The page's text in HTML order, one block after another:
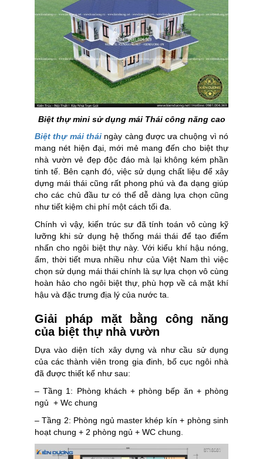
Biệt thự mini sử dụng mái Thái công năng cao
Biệt thự mái tháingày càng được ưa chuộng vì nó
mang nét hiện đại, mới mẻ mang đến cho biệt thự
nhà vườn vẻ đẹp độc đáo mà lại không kém phần
tinh tế. Bên cạnh đó, việc sử dụng chất liệu để xây
dựng mái thái cũng rất phong phú và đa dạng giúp
cho các chủ đầu tư có thể dễ dàng lựa chọn cũng
như tiết kiệm chi phí một cách tối đa.
Chính vì vậy, kiến trúc sư đã tính toán vô cùng kỹ
lưỡng khi sử dụng hệ thống mái thái để tạo điểm
nhấn cho ngôi biệt thự này. Với kiểu khí hậu nóng,
ẩm, thời tiết mưa nhiều như của Việt Nam thì việc
chọn sử dụng mái thái chính là sự lựa chọn vô cùng
hoàn hảo cho ngôi biệt thự, phù hợp về cả mặt khí
hậu và đặc trưng địa lý của nước ta.
Giải pháp mặt bằng công năng
của biệt thự nhà vườn
Dựa vào diện tích xây dựng và như cầu sử dụng
của các thành viên trong gia đinh, bố cục ngôi nhà
đã được thiết kế như sau:
– Tầng 1: Phòng khách + phòng bếp ăn + phòng
ngủ + Wc chung
– Tầng 2: Phòng ngủ master khép kín + phòng sinh
hoạt chung + 2 phòng ngủ + WC chung.